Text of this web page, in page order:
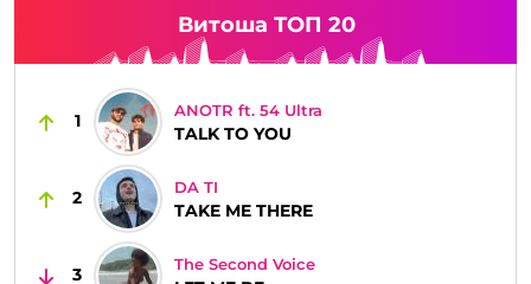
Витоша ТОП 20
1
ANOTR ft. 54 Ultra
TALK TO YOU
2
DA TI
TAKE ME THERE
3
The Second Voice